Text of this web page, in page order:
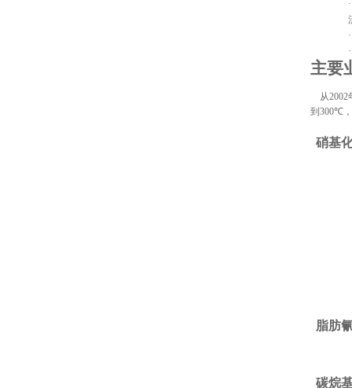
·
·
·
主要
从2002
到 300℃
硝基
脂肪
碳烷